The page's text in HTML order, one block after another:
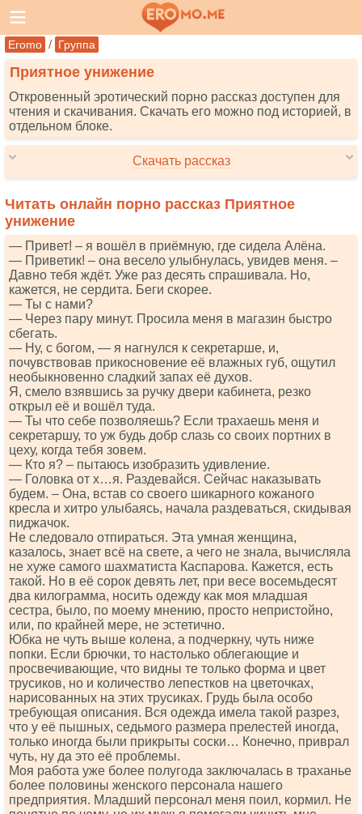
Eromo / Группа
Приятное унижение
Откровенный эротический порно рассказ доступен для
чтения и скачивания. Скачать его можно под историей, в
отдельном блоке.
Скачать рассказ
Читать онлайн порно рассказ Приятное
унижение
— Привет! – я вошёл в приёмную, где сидела Алёна.
— Приветик! – она весело улыбнулась, увидев меня. –
Давно тебя ждёт. Уже раз десять спрашивала. Но,
кажется, не сердита. Беги скорее.
— Ты с нами?
— Через пару минут. Просила меня в магазин быстро
сбегать.
— Ну, с богом, — я нагнулся к секретарше, и,
почувствовав прикосновение её влажных губ, ощутил
необыкновенно сладкий запах её духов.
Я, смело взявшись за ручку двери кабинета, резко
открыл её и вошёл туда.
— Ты что себе позволяешь? Если трахаешь меня и
секретаршу, то уж будь добр слазь со своих портних в
цеху, когда тебя зовем.
— Кто я? – пытаюсь изобразить удивление.
— Головка от х…я. Раздевайся. Сейчас наказывать
будем. – Она, встав со своего шикарного кожаного
кресла и хитро улыбаясь, начала раздеваться, скидывая
пиджачок.
Не следовало отпираться. Эта умная женщина,
казалось, знает всё на свете, а чего не знала, вычисляла
не хуже самого шахматиста Каспарова. Кажется, есть
такой. Но в её сорок девять лет, при весе восемьдесят
два килограмма, носить одежду как моя младшая
сестра, было, по моему мнению, просто непристойно,
или, по крайней мере, не эстетично.
Юбка не чуть выше колена, а подчеркну, чуть ниже
попки. Если брючки, то настолько облегающие и
просвечивающие, что видны те только форма и цвет
трусиков, но и количество лепестков на цветочках,
нарисованных на этих трусиках. Грудь была особо
требующая описания. Вся одежда имела такой разрез,
что у её пышных, седьмого размера прелестей иногда,
только иногда были прикрыты соски… Конечно, приврал
чуть, ну да это её проблемы.
Моя работа уже более полугода заключалась в траханье
более половины женского персонала нашего
предприятия. Младший персонал меня поил, кормил. Не